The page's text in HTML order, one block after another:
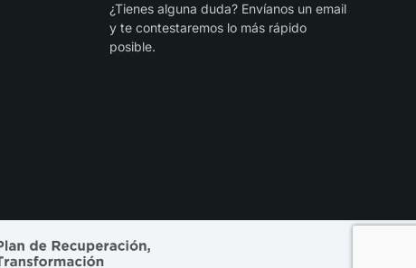
¿Tienes alguna duda? Envíanos un email
y te contestaremos lo más rápido
posible.